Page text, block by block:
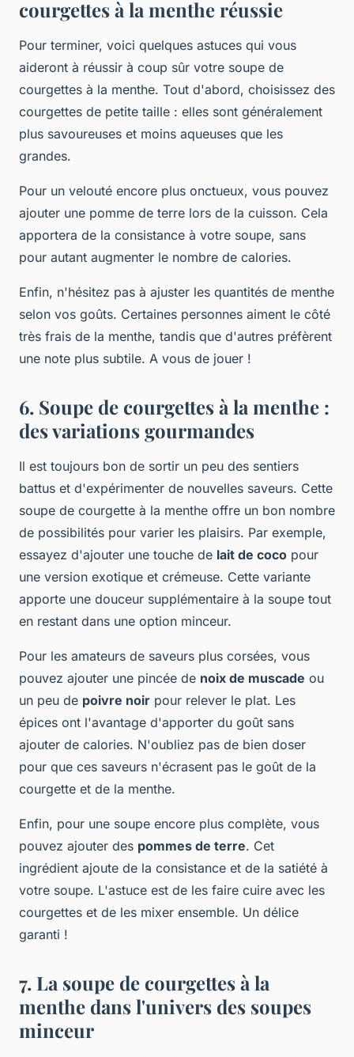
courgettes à la menthe réussie
Pour terminer, voici quelques astuces qui vous
aideront à réussir à coup sûr votre soupe de
courgettes à la menthe. Tout d'abord, choisissez des
courgettes de petite taille : elles sont généralement
plus savoureuses et moins aqueuses que les
grandes.
Pour un velouté encore plus onctueux, vous pouvez
ajouter une pomme de terre lors de la cuisson. Cela
apportera de la consistance à votre soupe, sans
pour autant augmenter le nombre de calories.
Enfin, n'hésitez pas à ajuster les quantités de menthe
selon vos goûts. Certaines personnes aiment le côté
très frais de la menthe, tandis que d'autres préfèrent
une note plus subtile. A vous de jouer !
6. Soupe de courgettes à la menthe :
des variations gourmandes
Il est toujours bon de sortir un peu des sentiers
battus et d'expérimenter de nouvelles saveurs. Cette
soupe de courgette à la menthe offre un bon nombre
de possibilités pour varier les plaisirs. Par exemple,
essayez d'ajouter une touche de lait de coco pour
une version exotique et crémeuse. Cette variante
apporte une douceur supplémentaire à la soupe tout
en restant dans une option minceur.
Pour les amateurs de saveurs plus corsées, vous
pouvez ajouter une pincée de noix de muscade ou
un peu de poivre noir pour relever le plat. Les
épices ont l'avantage d'apporter du goût sans
ajouter de calories. N'oubliez pas de bien doser
pour que ces saveurs n'écrasent pas le goût de la
courgette et de la menthe.
Enfin, pour une soupe encore plus complète, vous
pouvez ajouter des pommes de terre. Cet
ingrédient ajoute de la consistance et de la satiété à
votre soupe. L'astuce est de les faire cuire avec les
courgettes et de les mixer ensemble. Un délice
garanti !
7. La soupe de courgettes à la
menthe dans l'univers des soupes
minceur